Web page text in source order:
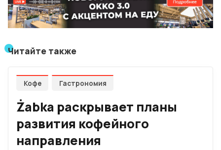
Читайте также
Кофе Гастрономия
Żabka раскрывает планы
развития кофейного
направления